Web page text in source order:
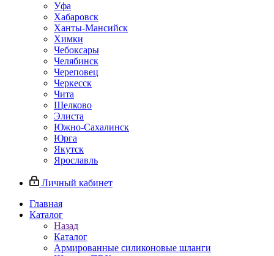
Уфа
Хабаровск
Ханты-Мансийск
Химки
Чебоксары
Челябинск
Череповец
Черкесск
Чита
Щелково
Элиста
Южно-Сахалинск
Юрга
Якутск
Ярославль
Личный кабинет
Главная
Каталог
Назад
Каталог
Армированные силиконовые шланги